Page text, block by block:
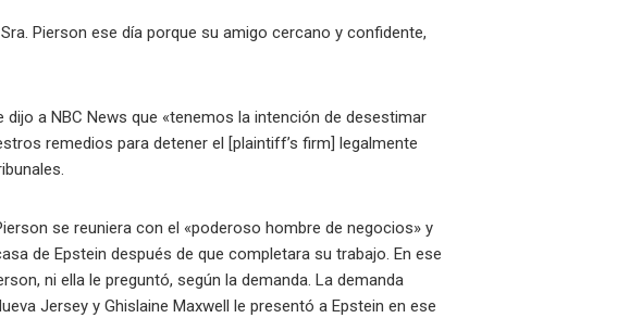
Pierson ese día porque su amigo cercano y confidente,
dijo a NBC News que «tenemos la intención de desestimar
remedios para detener el [plaintiff’s firm] legalmente
se reuniera con el «poderoso hombre de negocios» y
de Epstein después de que completara su trabajo. En ese
ni ella le preguntó, según la demanda. La demanda
Jersey y Ghislaine Maxwell le presentó a Epstein en ese